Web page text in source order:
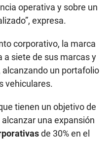
operativa y sobre un
expresa.
corporativo, la marca
a siete de sus marcas y
alcanzando un portafolio
vehiculares.
tienen un objetivo de
una expansión
de 30% en el